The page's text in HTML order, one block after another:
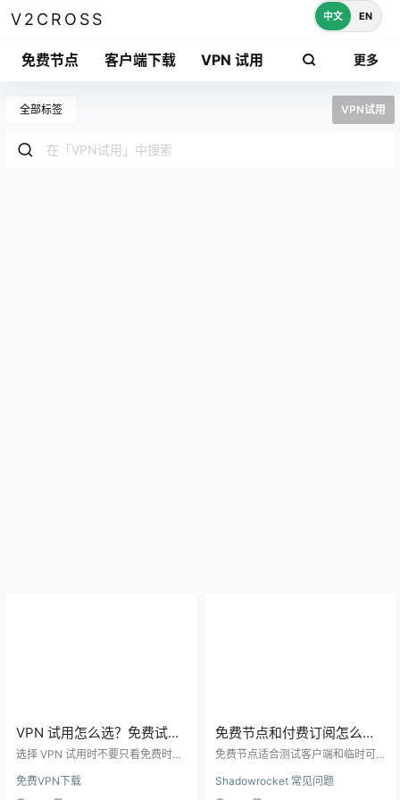
V2CROSS
免费节点 客户端下载 VPN 试用 更多
中文 EN
全部标签 VPN试用
VPN 试用怎么选？免费试
用、退款期、设备数量和隐
选择 VPN 试用时不要只看免费时
量、节点地区、速度、DNS 泄露和
取消续费方式。
免费VPN下载
免费节点和付费订阅怎么搭
配？Shadowrocket
免费节点适合测试客户端和临时可
接。本文说明 Shadowrocket Andr
oid 新手如何搭配使用。
Shadowrocket 常见问题